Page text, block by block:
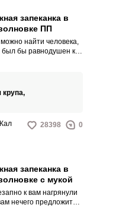
запеканка в
ПП
найти человека,
был бы равнодушен к
не только обладает
вкусом, но и не
крупа,
28398 0
запеканка в
с мукой
к вам нагрянули
нечего предложить